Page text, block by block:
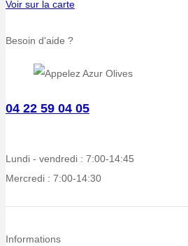
Voir sur la carte
Besoin d'aide ?
04 22 59 04 05
Lundi - vendredi : 7:00-14:45
Mercredi : 7:00-14:30
Informations